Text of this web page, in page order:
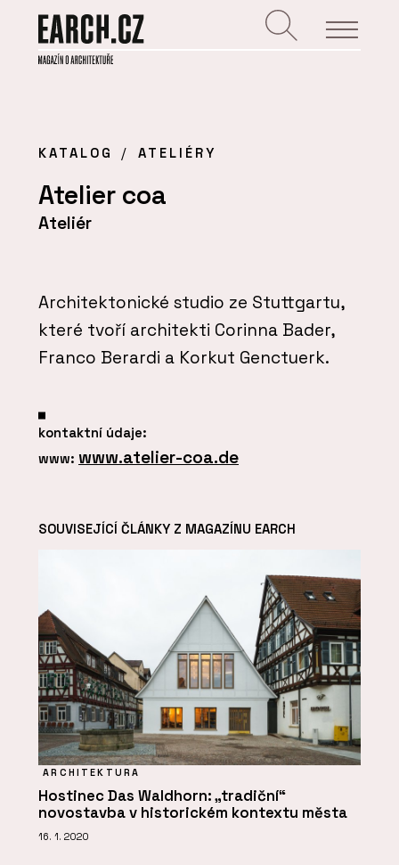
KATALOG ATELIÉRY
Atelier coa
Ateliér
Architektonické studio ze Stuttgartu,
které tvoří architekti Corinna Bader,
Franco Berardi a Korkut Genctuerk.
kontaktní údaje:
www: www.atelier-coa.de
SOUVISEJÍCÍ ČLÁNKY Z MAGAZÍNU EARCH
ARCHITEKTURA
Hostinec Das Waldhorn: „tradiční“
novostavba v historickém kontextu města
16. 1. 2020